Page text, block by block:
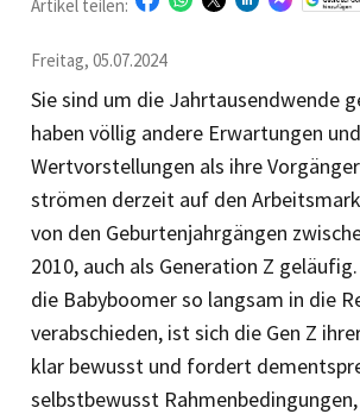
Freitag, 05.07.2024
Artikel teilen:
Sie sind um die Jahrtausendwende
haben völlig andere Erwartungen und
Wertvorstellungen als ihre
strömen derzeit auf den
von den Geburtenjahrgängen
2010, auch als Generation Z
die Babyboomer so langsam in die
verabschieden, ist sich die Gen Z
klar bewusst und fordert
selbstbewusst